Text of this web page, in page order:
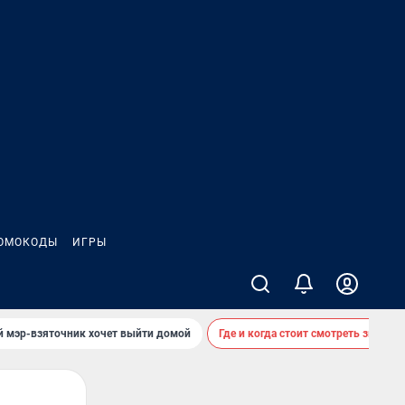
ИГРЫ
мэр-взяточник хочет выйти домой Где и когда стоит смотреть